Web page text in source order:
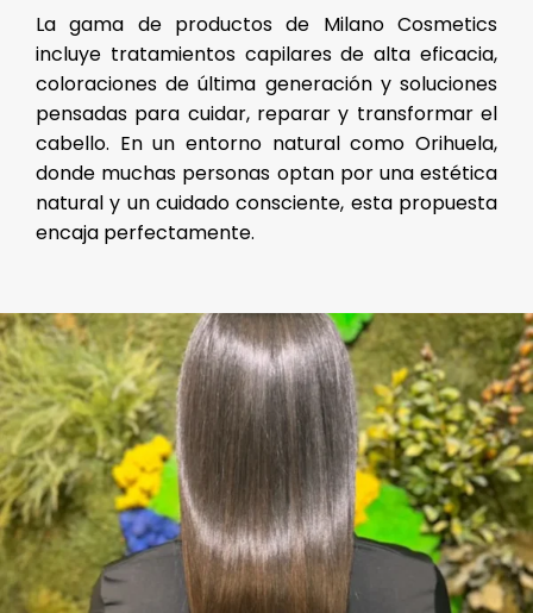
La gama de productos de Milano Cosmetics
incluye tratamientos capilares de alta eficacia,
coloraciones de última generación y soluciones
pensadas para cuidar, reparar y transformar el
cabello. En un entorno natural como Orihuela,
donde muchas personas optan por una estética
natural y un cuidado consciente, esta propuesta
encaja perfectamente.